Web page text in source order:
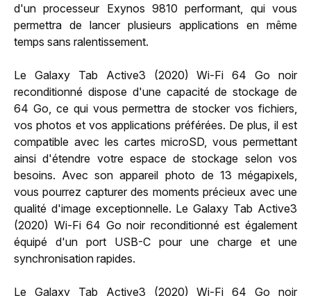
d'un processeur Exynos 9810 performant, qui vous
permettra de lancer plusieurs applications en même
temps sans ralentissement.
Le Galaxy Tab Active3 (2020) Wi-Fi 64 Go noir
reconditionné dispose d'une capacité de stockage de
64 Go, ce qui vous permettra de stocker vos fichiers,
vos photos et vos applications préférées. De plus, il est
compatible avec les cartes microSD, vous permettant
ainsi d'étendre votre espace de stockage selon vos
besoins. Avec son appareil photo de 13 mégapixels,
vous pourrez capturer des moments précieux avec une
qualité d'image exceptionnelle. Le Galaxy Tab Active3
(2020) Wi-Fi 64 Go noir reconditionné est également
équipé d'un port USB-C pour une charge et une
synchronisation rapides.
Le Galaxy Tab Active3 (2020) Wi-Fi 64 Go noir